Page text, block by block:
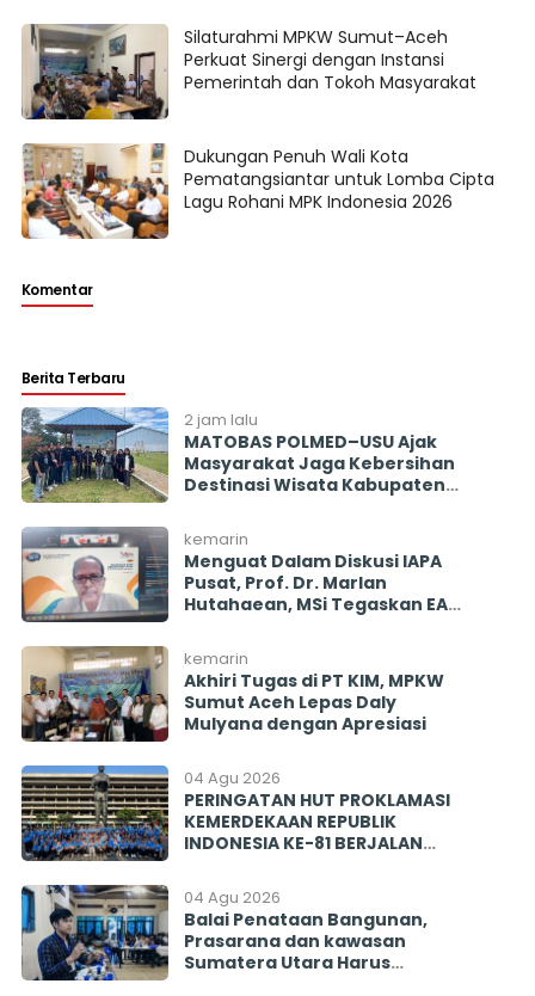
Silaturahmi MPKW Sumut–Aceh
Perkuat Sinergi dengan Instansi
Pemerintah dan Tokoh Masyarakat
Dukungan Penuh Wali Kota
Pematangsiantar untuk Lomba Cipta
Lagu Rohani MPK Indonesia 2026
Komentar
Berita Terbaru
2 jam lalu
MATOBAS POLMED–USU Ajak
Masyarakat Jaga Kebersihan
Destinasi Wisata Kabupaten
kemarin
Menguat Dalam Diskusi IAPA
Pusat, Prof. Dr. Marlan
Hutahaean, MSi Tegaskan EAP
kemarin
Akhiri Tugas di PT KIM, MPKW
Sumut Aceh Lepas Daly
Mulyana dengan Apresiasi
04 Agu 2026
PERINGATAN HUT PROKLAMASI
KEMERDEKAAN REPUBLIK
INDONESIA KE-81 BERJALAN
04 Agu 2026
Balai Penataan Bangunan,
Prasarana dan kawasan
Sumatera Utara Harus